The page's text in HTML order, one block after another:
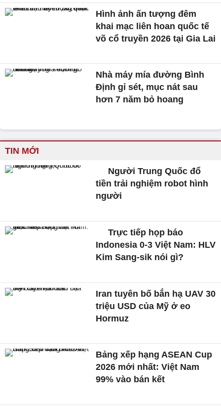
Hình ảnh ấn tượng đêm
khai mạc liên hoan quốc tế
võ cổ truyền 2026 tại Gia Lai
Nhà máy mía đường Bình
Định gỉ sét, mục nát sau
hơn 7 năm bỏ hoang
TIN MỚI
Người Trung Quốc đổ
tiền trải nghiệm robot hình
người
Trực tiếp họp báo
Indonesia 0-3 Việt Nam: HLV
Kim Sang-sik nói gì?
Iran tuyên bố bắn hạ UAV 30
triệu USD của Mỹ ở eo
Hormuz
Bảng xếp hạng ASEAN Cup
2026 mới nhất: Việt Nam
99% vào bán kết